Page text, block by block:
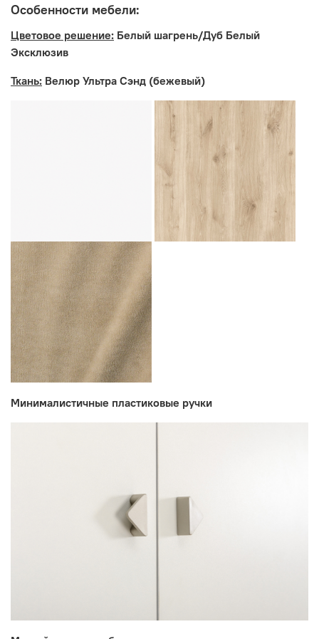
Мебельная фабрика MOBI
Особенности мебели:
Цветовое решение: Белый шагрень/Дуб Белый
Эксклюзив
Ткань: Велюр Ультра Сэнд (бежевый)
Минималистичные пластиковые ручки